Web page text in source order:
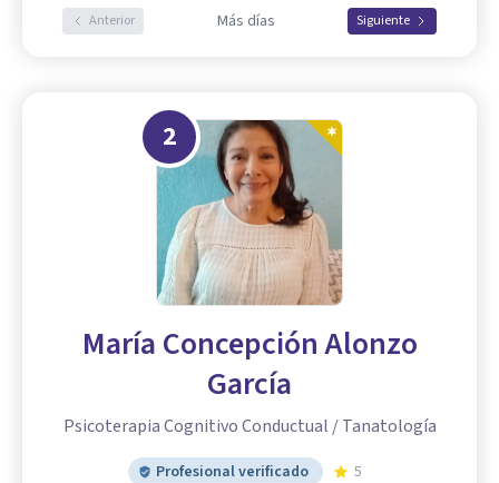
Anterior Más días Siguiente
2
María Concepción Alonzo
García
Psicoterapia Cognitivo Conductual / Tanatología
Profesional verificado
5